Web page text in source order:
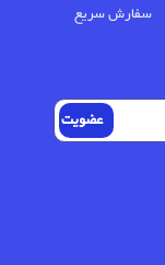
سفارش سریع